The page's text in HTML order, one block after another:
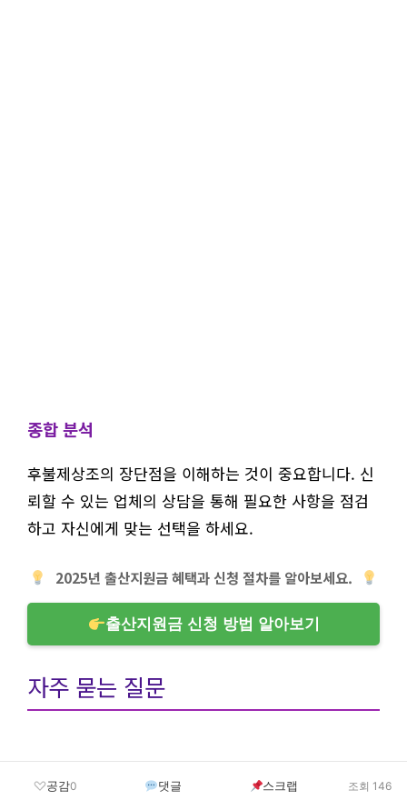
종합 분석
후불제상조의 장단점을 이해하는 것이 중요합니다. 신
뢰할 수 있는 업체의 상담을 통해 필요한 사항을 점검
하고 자신에게 맞는 선택을 하세요.
2025년 출산지원금 혜택과 신청 절차를 알아보세요.
출산지원금 신청 방법 알아보기
자주 묻는 질문
공감0 댓글 스크랩 조회 146